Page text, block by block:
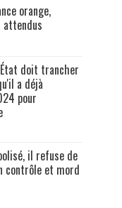
orange,
attendus
doit trancher
a déjà
pour
il refuse de
contrôle et mord